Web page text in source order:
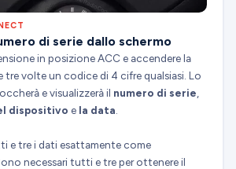
di serie dallo schermo
in posizione ACC e accendere la
tre volte un codice di 4 cifre qualsiasi. Lo
e visualizzerà il numero di serie
dispositivo e la data
e tre i dati esattamente come
necessari tutti e tre per ottenere il